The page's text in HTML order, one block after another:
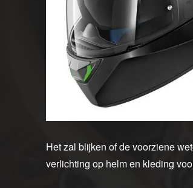
Het zal blijken of de voorziene
verlichting op helm en kleding